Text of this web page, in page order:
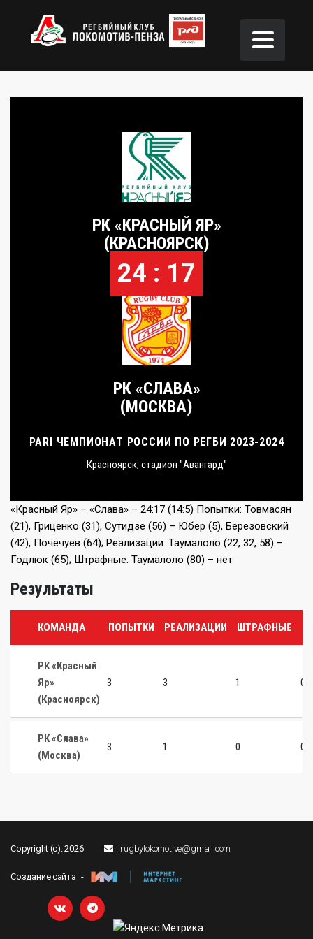
РК «КРАСНЫЙ ЯР»
(КРАСНОЯРСК)
24 : 17
РК «СЛАВА»
(МОСКВА)
PARI ЧЕМПИОНАТ РОССИИ ПО РЕГБИ 2023-2024
Красноярск, стадион "Авангард"
«Красный Яр» – «Слава» – 24:17 (14:5) Попытки: Товмасян
(21), Гриценко (31), Сутидзе (56) – Юбер (5), Березовский
(42), Почечуев (64); Реализации: Таумалоло (22, 32, 58) –
Годлюк (65); Штрафные: Таумалоло (80) – нет
Результаты
КОМАНДА ПОПЫТКИ РЕАЛИЗАЦИИ ШТРАФНЫЕ
РК «Красный
Яр»
(Красноярск)
3 3 1 0
РК «Слава»
(Москва)
3 1 0 0
Copyright (c). 2026 rugbylokomotive@gmail.com
Создание сайта -